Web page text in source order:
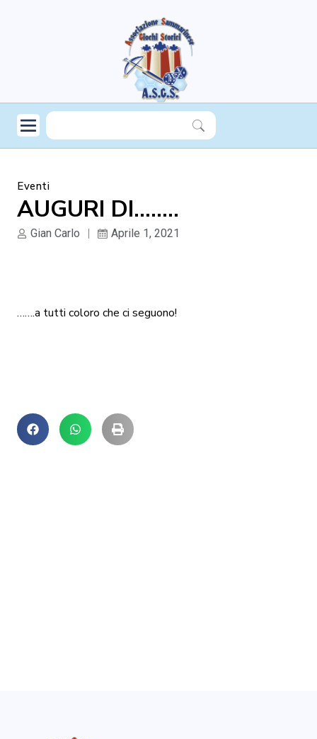
Eventi
AUGURI DI……..
Gian Carlo Aprile 1, 2021
…….a tutti coloro che ci seguono!